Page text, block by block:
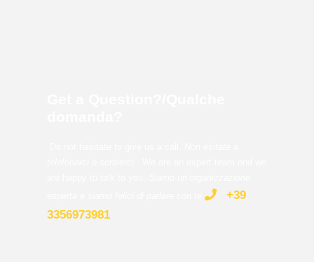
+39
3356973981